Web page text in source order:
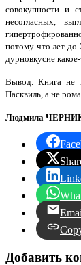
совокупности и
несогласных,
потому что лет до
дурновкусие
Вывод. Книга не
Пасквиль, а не
Людмила
Добавить